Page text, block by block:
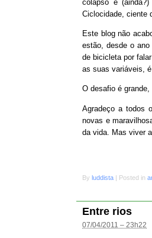
colapso e
Ciclocidade, ciente
Este blog não
estão, desde o ano
de bicicleta por
as suas variáveis,
O desafio é
Agradeço a todos
novas e
da vida. Mas viver
By luddista | Posted in
Entre rios
07/04/2011 – 23h22